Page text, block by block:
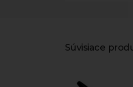
Súvisiace